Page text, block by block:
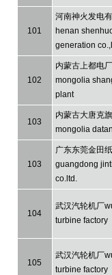
101
河南神火发电
henan
generation
102
内蒙古上都电
mongolia
plant
103
内蒙古大唐克
mongolia
103
广东东莞金田
guangdong
co.ltd.
104
武汉汽轮机厂
turbine factory
105
武汉汽轮机厂
turbine factory